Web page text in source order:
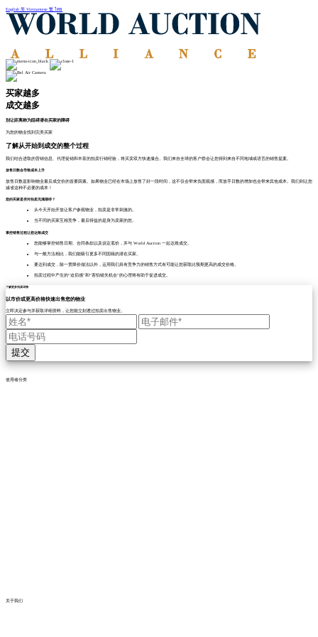
English 简 Vietnamese 繁ไทย
买家越多
成交越多
别让距离称为阻碍潜在买家的障碍
为您的物业找到完美买家
了解从开始到成交的整个过程
我们结合进取的营销信息、代理促销和丰富的拍卖行销经验，将买卖双方快速撮合。我们来自全球的客户群会让您得到来自不同地域或语言的销售提案。
放售日数会导致成本上升
放售日数是影响物业最后成交价的首要因素。如果物业已经在市场上放售了好一段时间，这不仅会带来负面观感，而放手日数的增加也会带来其他成本。我们则让您
减省这种不必要的成本！
您的买家是否对拍卖充满期待？
从今天开始开放让客户参观物业，拍卖是非常刺激的。
当不同的买家互相竞争，最后得益的是身为卖家的您。
掌控销售过程让您达致成交
您能够掌控销售日期、合同条款以及设定底价，并与 World Auction 一起达致成交。
与一般方法相比，我们能吸引更多不同国籍的潜在买家。
要达到成交，除一贯降价做法以外，运用我们具有竞争力的销售方式有可能让您获取比预期更高的成交价格。
拍卖过程中产生的“迫切感”和“害怕错失机会”的心理将有助于促进成交。
了解更多拍卖详情
以市价或更高价格快速出售您的物业
立即决定参与并获取详细资料，让您能立刻透过拍卖出售物业。
提交
使用者分类
关于我们